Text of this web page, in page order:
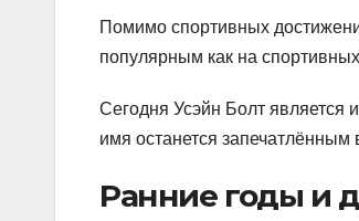
Помимо спортивных
популярным как на
Сегодня Усэйн Болт является
имя останется запечатлённым
Ранние годы и